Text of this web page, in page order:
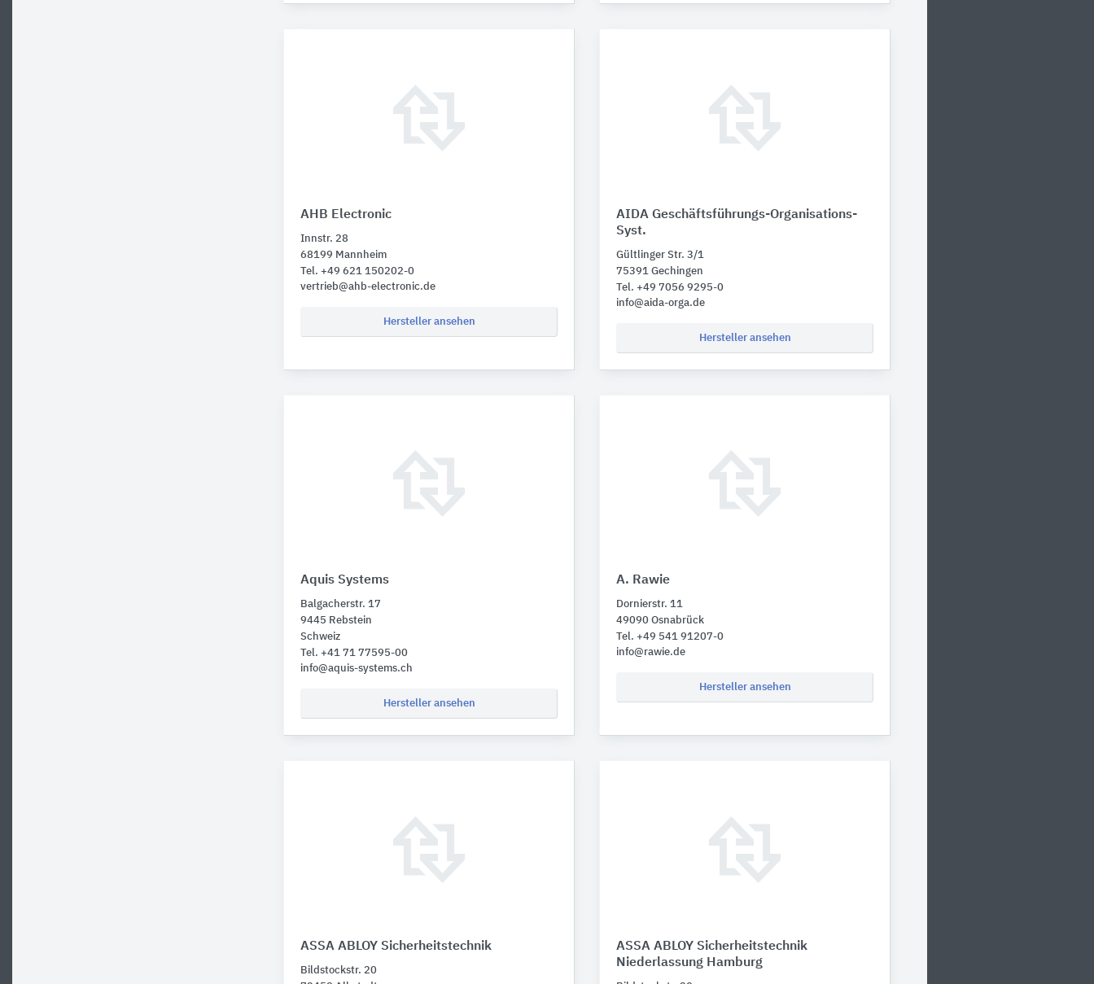
AHB Electronic
Innstr. 28
68199 Mannheim
Tel. +49 621 150202-0
vertrieb@ahb-electronic.de
Hersteller ansehen
AIDA Geschäftsführungs-Organisations-
Syst.
Gültlinger Str. 3/1
75391 Gechingen
Tel. +49 7056 9295-0
info@aida-orga.de
Hersteller ansehen
Aquis Systems
Balgacherstr. 17
9445 Rebstein
Schweiz
Tel. +41 71 77595-00
info@aquis-systems.ch
Hersteller ansehen
A. Rawie
Dornierstr. 11
49090 Osnabrück
Tel. +49 541 91207-0
info@rawie.de
Hersteller ansehen
ASSA ABLOY Sicherheitstechnik
Bildstockstr. 20
ASSA ABLOY Sicherheitstechnik
Niederlassung Hamburg